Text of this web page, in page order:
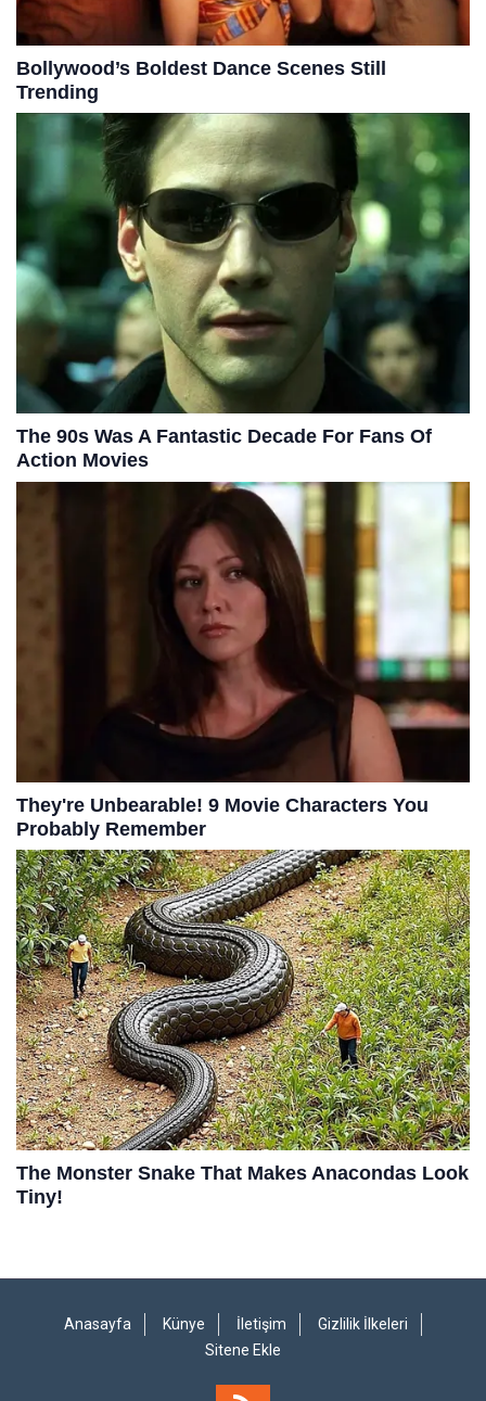
Anasayfa Künye İletişim
Gizlilik İlkeleri
Sitene Ekle